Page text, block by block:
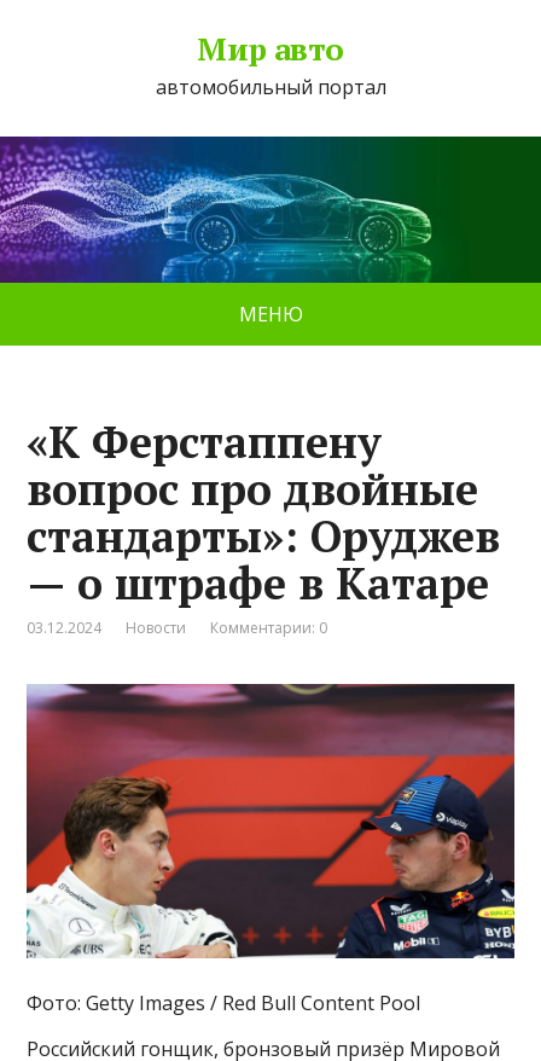
Мир авто
автомобильный портал
МЕНЮ
«К Ферстаппену
вопрос про двойные
стандарты»: Оруджев
— о штрафе в Катаре
03.12.2024 Новости Комментарии: 0
Фото: Getty Images / Red Bull Content Pool
Российский гонщик, бронзовый призёр Мировой